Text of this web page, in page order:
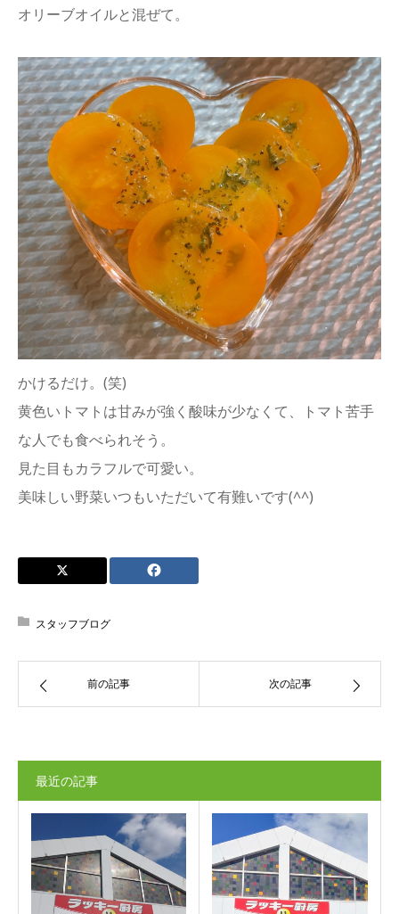
オリーブオイルと混ぜて。
かけるだけ。(笑)
黄色いトマトは甘みが強く酸味が少なくて、トマト苦手
な人でも食べられそう。
見た目もカラフルで可愛い。
美味しい野菜いつもいただいて有難いです(^^)
スタッフブログ
前の記事 次の記事
最近の記事